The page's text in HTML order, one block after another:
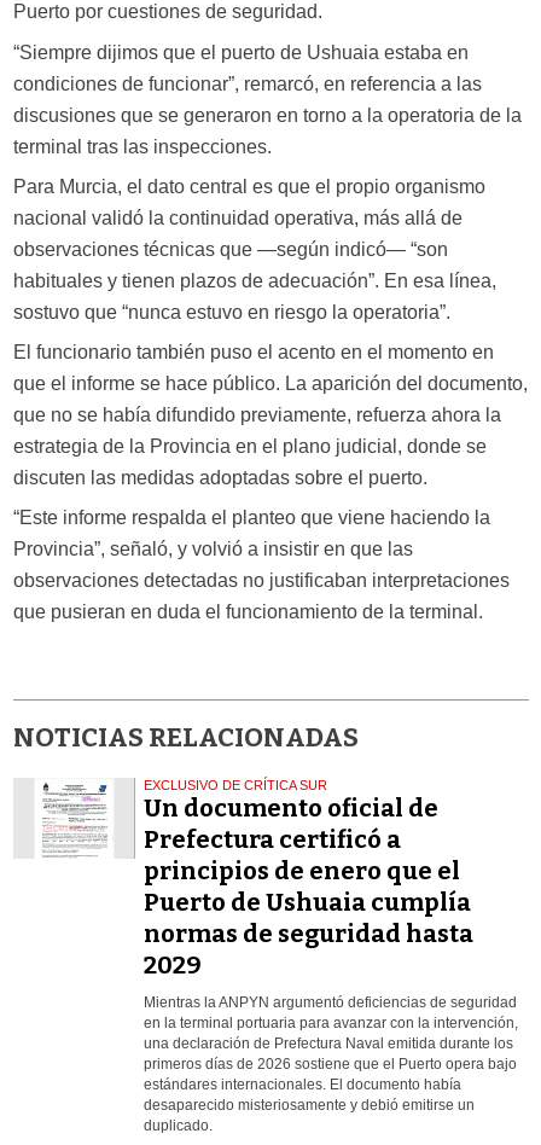
Puerto por cuestiones de seguridad.
“Siempre dijimos que el puerto de Ushuaia estaba en
condiciones de funcionar”, remarcó, en referencia a las
discusiones que se generaron en torno a la operatoria de la
terminal tras las inspecciones.
Para Murcia, el dato central es que el propio organismo
nacional validó la continuidad operativa, más allá de
observaciones técnicas que —según indicó— “son
habituales y tienen plazos de adecuación”. En esa línea,
sostuvo que “nunca estuvo en riesgo la operatoria”.
El funcionario también puso el acento en el momento en
que el informe se hace público. La aparición del documento,
que no se había difundido previamente, refuerza ahora la
estrategia de la Provincia en el plano judicial, donde se
discuten las medidas adoptadas sobre el puerto.
“Este informe respalda el planteo que viene haciendo la
Provincia”, señaló, y volvió a insistir en que las
observaciones detectadas no justificaban interpretaciones
que pusieran en duda el funcionamiento de la terminal.
NOTICIAS RELACIONADAS
EXCLUSIVO DE CRÍTICA SUR
Un documento oficial de
Prefectura certificó a
principios de enero que el
Puerto de Ushuaia cumplía
normas de seguridad hasta
2029
Mientras la ANPYN argumentó deficiencias de seguridad
en la terminal portuaria para avanzar con la intervención,
una declaración de Prefectura Naval emitida durante los
primeros días de 2026 sostiene que el Puerto opera bajo
estándares internacionales. El documento había
desaparecido misteriosamente y debió emitirse un
duplicado.